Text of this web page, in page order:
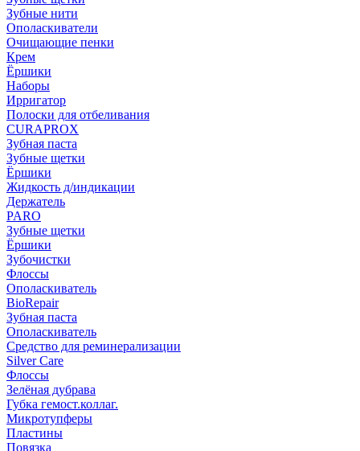
Зубные нити
Ополаскиватели
Очищающие пенки
Крем
Ёршики
Наборы
Ирригатор
Полоски для отбеливания
CURAPROX
Зубная паста
Зубные щетки
Ёршики
Жидкость д/индикации
Держатель
PARO
Зубные щетки
Ёршики
Зубочистки
Флоссы
Ополаскиватель
BioRepair
Зубная паста
Ополаскиватель
Средство для реминерализации
Silver Care
Флоссы
Зелёная дубрава
Губка гемост.коллаг.
Микротупферы
Пластины
Повязка